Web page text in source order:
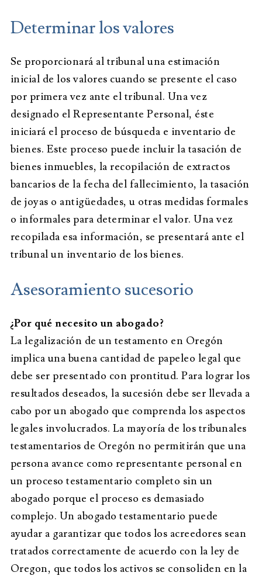
Determinar los valores
Se proporcionará al tribunal una estimación
inicial de los valores cuando se presente el caso
por primera vez ante el tribunal. Una vez
designado el Representante Personal, éste
iniciará el proceso de búsqueda e inventario de
bienes. Este proceso puede incluir la tasación de
bienes inmuebles, la recopilación de extractos
bancarios de la fecha del fallecimiento, la tasación
de joyas o antigüedades, u otras medidas formales
o informales para determinar el valor. Una vez
recopilada esa información, se presentará ante el
tribunal un inventario de los bienes.
Asesoramiento sucesorio
¿Por qué necesito un abogado?
La legalización de un testamento en Oregón
implica una buena cantidad de papeleo legal que
debe ser presentado con prontitud. Para lograr los
resultados deseados, la sucesión debe ser llevada a
cabo por un abogado que comprenda los aspectos
legales involucrados. La mayoría de los tribunales
testamentarios de Oregón no permitirán que una
persona avance como representante personal en
un proceso testamentario completo sin un
abogado porque el proceso es demasiado
complejo. Un abogado testamentario puede
ayudar a garantizar que todos los acreedores sean
tratados correctamente de acuerdo con la ley de
Oregon, que todos los activos se consoliden en la